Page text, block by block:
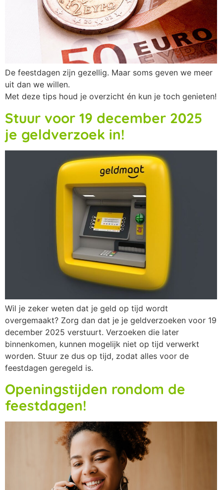
De feestdagen zijn gezellig. Maar soms geven we meer
uit dan we willen.
Met deze tips houd je overzicht én kun je toch genieten!
Stuur voor 19 december 2025
je geldverzoek in!
Wil je zeker weten dat je geld op tijd wordt
overgemaakt? Zorg dan dat je je geldverzoeken voor 19
december 2025 verstuurt. Verzoeken die later
binnenkomen, kunnen mogelijk niet op tijd verwerkt
worden. Stuur ze dus op tijd, zodat alles voor de
feestdagen geregeld is.
Openingstijden rondom de
feestdagen!